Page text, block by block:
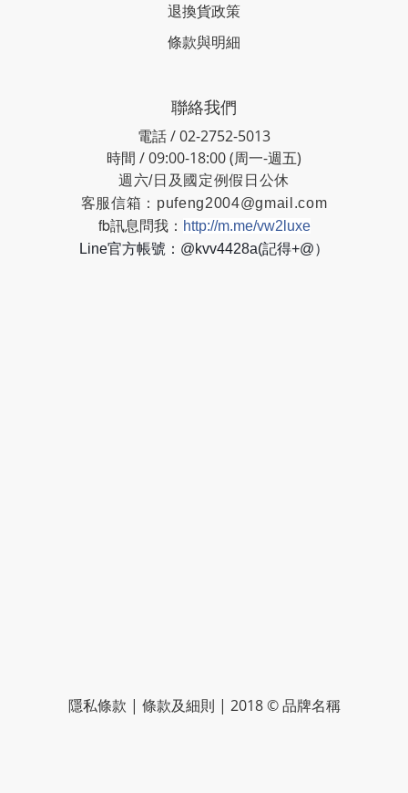
退換貨政策
條款與明細
聯絡我們
電話 / 02-2752-5013
時間 / 09:00-18:00 (周一-週五)
週六/日及國定例假日公休
客服信箱： pufeng2004@gmail.com
fb訊息問我： http://m.me/vw2luxe
Line官方帳號：@kvv4428a(記得+@）
隱私條款 | 條款及細則 | 2018 © 品牌名稱